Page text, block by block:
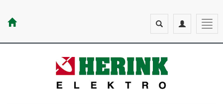
Toggle
navigation
Toggle
search